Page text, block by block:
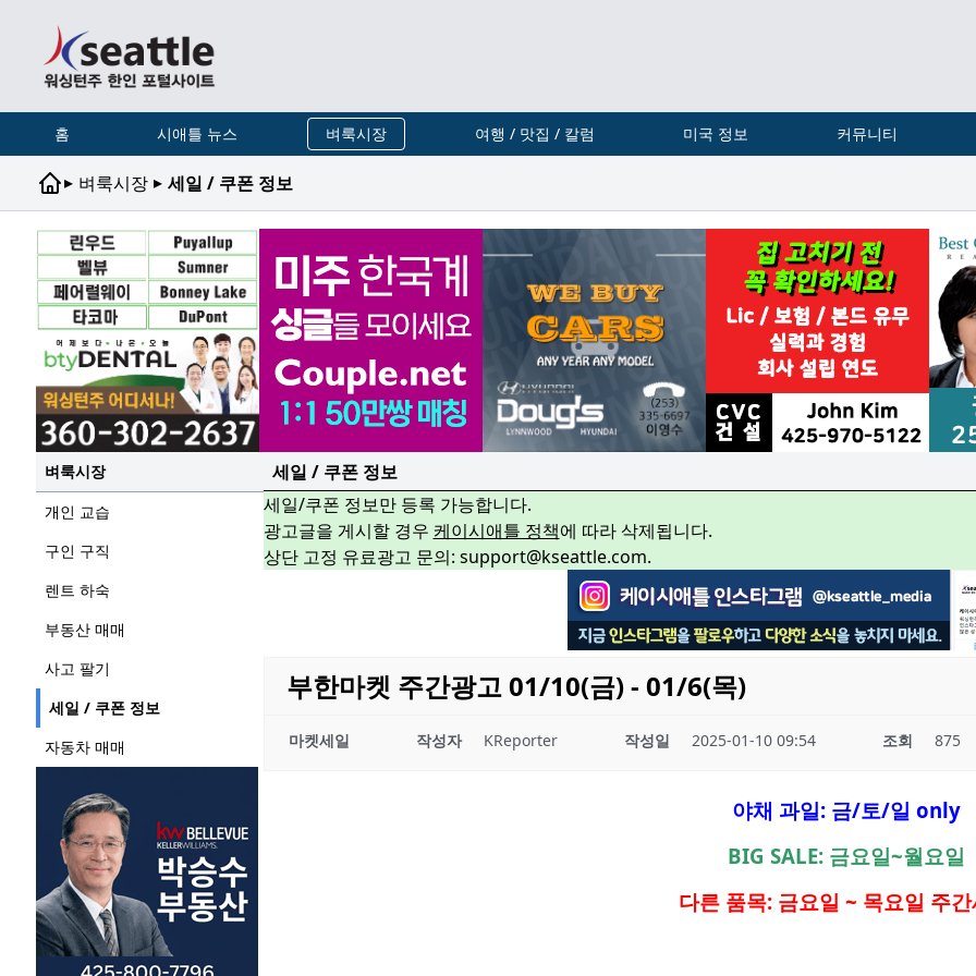
홈 시애틀 뉴스 벼룩시장 여행 / 맛집 / 칼럼 미국 정보 커뮤니티
▸ 벼룩시장 ▸ 세일 / 쿠폰 정보
벼룩시장
개인 교습
구인 구직
렌트 하숙
부동산 매매
사고 팔기
세일 / 쿠폰 정보
자동차 매매
세일 / 쿠폰 정보
세일/쿠폰 정보만 등록 가능합니다.
광고글을 게시할 경우 케이시애틀 정책에 따라 삭제됩니다.
상단 고정 유료광고 문의: support@kseattle.com.
부한마켓 주간광고 01/10(금) - 01/6(목)
마켓세일 작성자 KReporter 작성일 2025-01-10 09:54 조회 875
야채 과일: 금/토/일 only
BIG SALE: 금요일~월요일
다른 품목: 금요일 ~ 목요일 주